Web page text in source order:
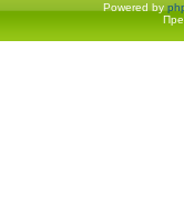
Powered by